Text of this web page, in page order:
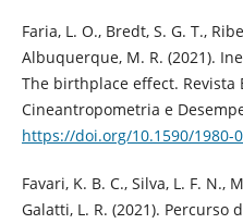
Faria, L. O., Bredt, S. G. T.,
Albuquerque, M. R. (2021).
The birthplace effect. Revista
Cineantropometria e
https://doi.org/10.1590/1980-
Favari, K. B. C., Silva, L. F. N.,
Galatti, L. R. (2021).